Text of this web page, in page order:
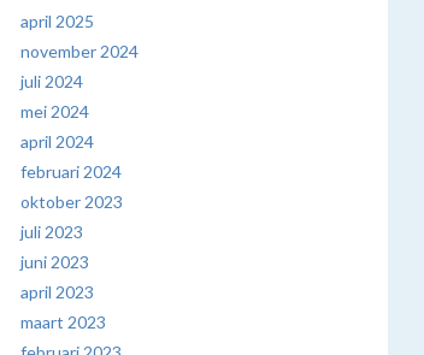
april 2025
november 2024
juli 2024
mei 2024
april 2024
februari 2024
oktober 2023
juli 2023
juni 2023
april 2023
maart 2023